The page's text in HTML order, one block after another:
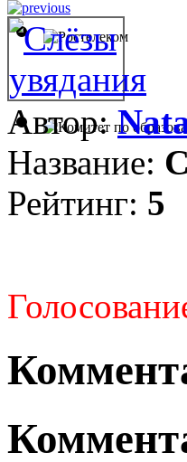
Автор:
Название:
Рейтинг: 5